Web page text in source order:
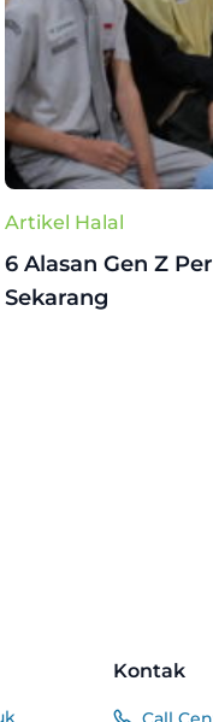
Artikel Halal
6 Alasan Gen Z
Sekarang
Kontak